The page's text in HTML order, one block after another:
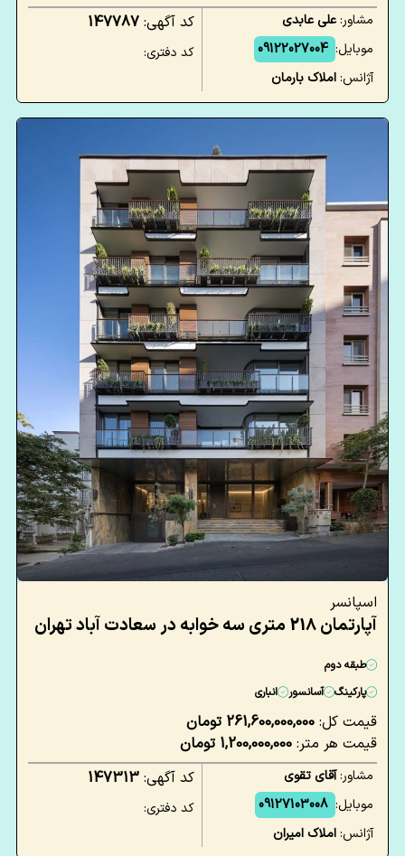
مشاور:علی عابدی
موبایل: 09122027004
آژانس:املاک بارمان
کد آگهی: 147787
کد دفتری:
اسپانسر
آپارتمان 218 متری سه خوابه در سعادت آباد تهران
طبقه دوم
پارکینگ
آسانسور انباری
قیمت کل: 261,600,000,000 تومان
قیمت هر متر: 1,200,000,000 تومان
مشاور:آقای تقوی
موبایل: 09127103008
آژانس:املاک امیران
کد آگهی: 147313
کد دفتری: